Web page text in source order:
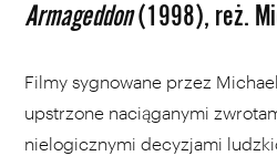
Armageddon(1998), reż.
Filmy sygnowane przez
upstrzone naciąganymi
nielogicznymi decyzjami